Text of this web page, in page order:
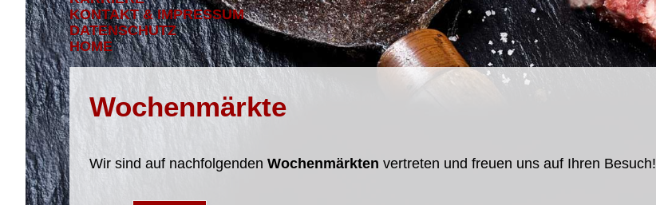
KONTAKT & IMPRESSUM
DATENSCHUTZ
HOME
Wochenmärkte
Wir sind auf nachfolgenden Wochenmärkten vertreten und freuen uns auf Ihren Besuch!